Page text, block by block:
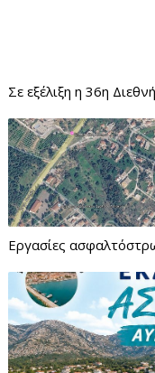
Σε εξέλιξη η 36η
Εργασίες